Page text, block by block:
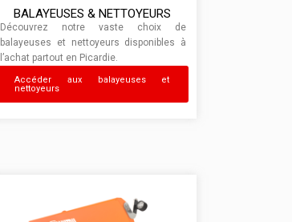
BALAYEUSES & NETTOYEURS
Découvrez notre vaste choix de
balayeuses et nettoyeurs disponibles à
l’achat partout en Picardie.
Accéder aux balayeuses et
nettoyeurs